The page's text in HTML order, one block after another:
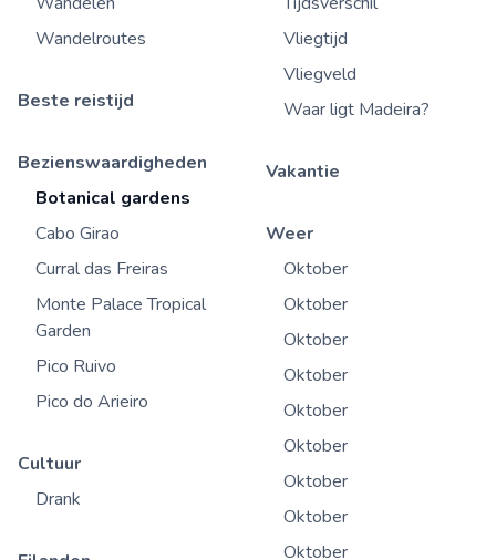
Wandelroutes
Beste reistijd
Bezienswaardigheden
Botanical gardens
Cabo Girao
Curral das Freiras
Monte Palace Tropical
Garden
Pico Ruivo
Pico do Arieiro
Cultuur
Drank
Vliegtijd
Vliegveld
Waar ligt Madeira?
Vakantie
Weer
Oktober
Oktober
Oktober
Oktober
Oktober
Oktober
Oktober
Oktober
Oktober